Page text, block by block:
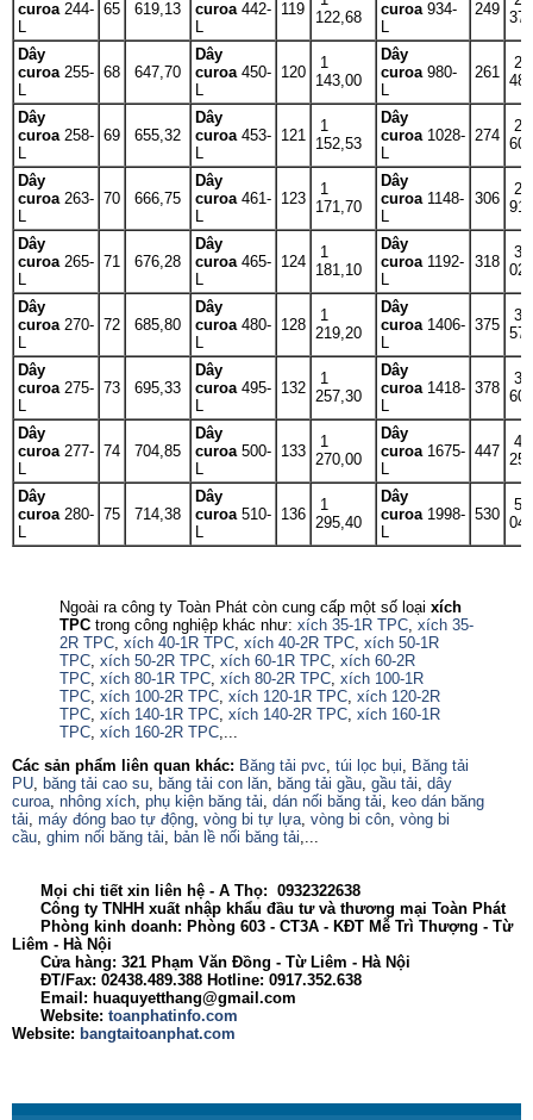
curoa 244-
L
65 619,13
curoa 442-
L
119
122,68
curoa 934-
L
249
Dây
curoa 255-
L
68 647,70
Dây
curoa 450-
L
120
1
143,00
Dây
curoa 980-
L
261
2
Dây
curoa 258-
L
69 655,32
Dây
curoa 453-
L
121
1
152,53
Dây
curoa 1028-
L
274
2
Dây
curoa 263-
L
70 666,75
Dây
curoa 461-
L
123
1
171,70
Dây
curoa 1148-
L
306
2
Dây
curoa 265-
L
71 676,28
Dây
curoa 465-
L
124
1
181,10
Dây
curoa 1192-
L
318
3
Dây
curoa 270-
L
72 685,80
Dây
curoa 480-
L
128
1
219,20
Dây
curoa 1406-
L
375
3
Dây
curoa 275-
L
73 695,33
Dây
curoa 495-
L
132
1
257,30
Dây
curoa 1418-
L
378
3
Dây
curoa 277-
L
74 704,85
Dây
curoa 500-
L
133
1
270,00
Dây
curoa 1675-
L
447
4
Dây
curoa 280-
L
75 714,38
Dây
curoa 510-
L
136
1
295,40
Dây
curoa 1998-
L
530
5
Ngoài ra công ty Toàn Phát còn cung cấp một số loại xích
TPC trong công nghiệp khác như: xích 35-1R TPC, xích 35-
2R TPC, xích 40-1R TPC, xích 40-2R TPC, xích 50-1R
TPC, xích 50-2R TPC, xích 60-1R TPC, xích 60-2R
TPC, xích 80-1R TPC, xích 80-2R TPC, xích 100-1R
TPC, xích 100-2R TPC, xích 120-1R TPC, xích 120-2R
TPC, xích 140-1R TPC, xích 140-2R TPC, xích 160-1R
TPC, xích 160-2R TPC,...
Các sản phẩm liên quan khác: Băng tải pvc, túi lọc bụi, Băng tải
PU, băng tải cao su, băng tải con lăn, băng tải gầu, gầu tải, dây
curoa, nhông xích, phụ kiện băng tải, dán nối băng tải, keo dán băng
tải, máy đóng bao tự động, vòng bi tự lựa, vòng bi côn, vòng bi
cầu, ghim nối băng tải, bản lề nối băng tải,...
Mọi chi tiết xin liên hệ - A Thọ: 0932322638
Công ty TNHH xuất nhập khẩu đầu tư và thương mại Toàn Phát
Phòng kinh doanh: Phòng 603 - CT3A - KĐT Mễ Trì Thượng - Từ
Liêm - Hà Nội
Cửa hàng: 321 Phạm Văn Đồng - Từ Liêm - Hà Nội
ĐT/Fax: 02438.489.388 Hotline: 0917.352.638
Email: huaquyetthang@gmail.com
Website: toanphatinfo.com
Website: bangtaitoanphat.com